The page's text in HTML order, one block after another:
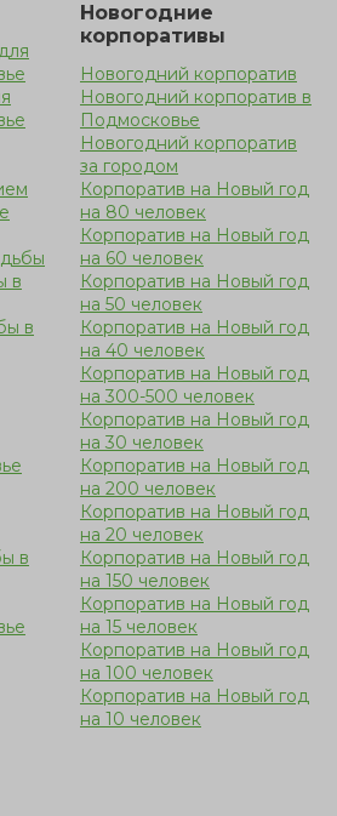
в
в
в
Новогодние
корпоративы
Новогодний корпоратив
Новогодний корпоратив в
Подмосковье
Новогодний корпоратив
за городом
Корпоратив на Новый год
на 80 человек
Корпоратив на Новый год
на 60 человек
Корпоратив на Новый год
на 50 человек
Корпоратив на Новый год
на 40 человек
Корпоратив на Новый год
на 300-500 человек
Корпоратив на Новый год
на 30 человек
Корпоратив на Новый год
на 200 человек
Корпоратив на Новый год
на 20 человек
Корпоратив на Новый год
на 150 человек
Корпоратив на Новый год
на 15 человек
Корпоратив на Новый год
на 100 человек
Корпоратив на Новый год
на 10 человек